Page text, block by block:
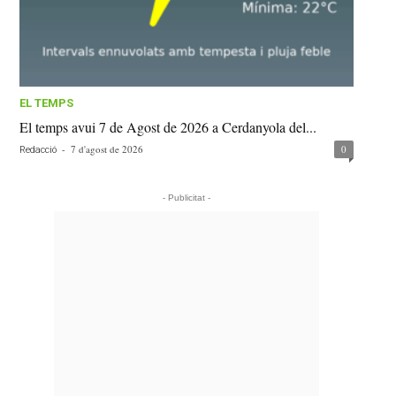
EL TEMPS
El temps avui 7 de Agost de 2026 a Cerdanyola del...
Redacció - 7 d'agost de 2026 0
- Publicitat -